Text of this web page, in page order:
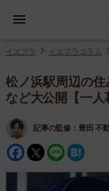
イエプラ イエプラコラム
松ノ浜駅周辺の
など大公開【一人
記事の監修： 豊田 不
Twitter
Line